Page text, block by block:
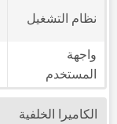
نظام التشغيل
واجهة
المستخدم
الكاميرا الخلفية